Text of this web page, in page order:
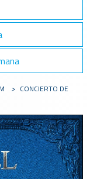
> CONCIERTO DE